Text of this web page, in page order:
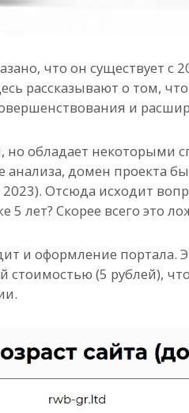
что он существует с
рассказывают о том,
и
но обладает
анализа, домен проекта
2023). Отсюда исходит
5 лет? Скорее всего это
и оформление портала.
стоимостью (5 рублей),